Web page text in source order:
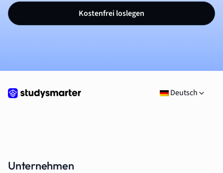
Kostenfrei loslegen
Deutsch
Unternehmen